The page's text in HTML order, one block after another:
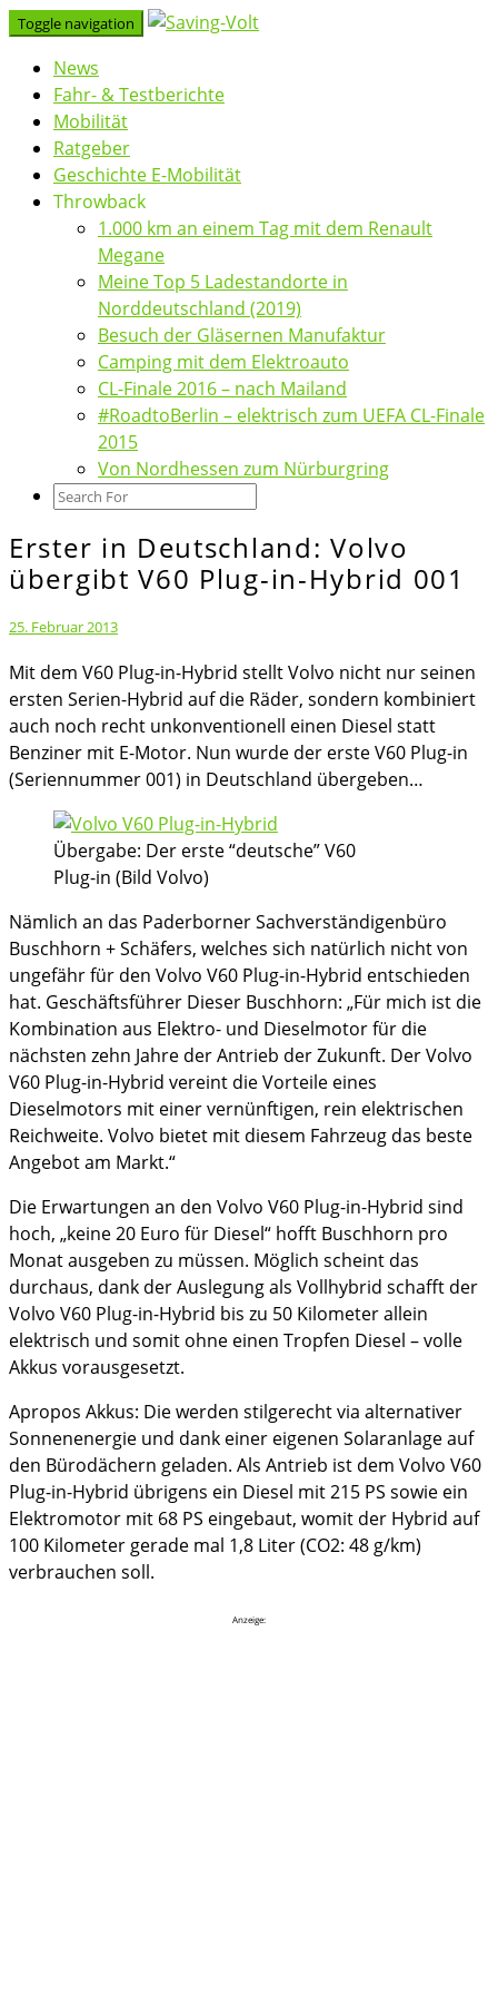
Skip
content
Toggle navigation
News
Fahr- & Testberichte
Mobilität
Ratgeber
Geschichte E-Mobilität
Throwback
1.000 km an einem Tag mit dem Renault
Megane
Meine Top 5 Ladestandorte in
Norddeutschland (2019)
Besuch der Gläsernen Manufaktur
Camping mit dem Elektroauto
CL-Finale 2016 – nach Mailand
#RoadtoBerlin – elektrisch zum UEFA CL-Finale
2015
Von Nordhessen zum Nürburgring
Search
Erster
in
Deutschland:
Volvo
V60
Plug-
in-
Hybrid
001
Erster in Deutschland: Volvo
übergibt V60 Plug-in-Hybrid 001
25. Februar 2013
Mit dem V60 Plug-in-Hybrid stellt Volvo nicht nur seinen
ersten Serien-Hybrid auf die Räder, sondern kombiniert
auch noch recht unkonventionell einen Diesel statt
Benziner mit E-Motor. Nun wurde der erste V60 Plug-in
(Seriennummer 001) in Deutschland übergeben…
Übergabe: Der erste “deutsche” V60
Plug-in (Bild Volvo)
Nämlich an das Paderborner Sachverständigenbüro
Buschhorn + Schäfers, welches sich natürlich nicht von
ungefähr für den Volvo V60 Plug-in-Hybrid entschieden
hat. Geschäftsführer Dieser Buschhorn: „Für mich ist die
Kombination aus Elektro- und Dieselmotor für die
nächsten zehn Jahre der Antrieb der Zukunft. Der Volvo
V60 Plug-in-Hybrid vereint die Vorteile eines
Dieselmotors mit einer vernünftigen, rein elektrischen
Reichweite. Volvo bietet mit diesem Fahrzeug das beste
Angebot am Markt.“
Die Erwartungen an den Volvo V60 Plug-in-Hybrid sind
hoch, „keine 20 Euro für Diesel“ hofft Buschhorn pro
Monat ausgeben zu müssen. Möglich scheint das
durchaus, dank der Auslegung als Vollhybrid schafft der
Volvo V60 Plug-in-Hybrid bis zu 50 Kilometer allein
elektrisch und somit ohne einen Tropfen Diesel – volle
Akkus vorausgesetzt.
Apropos Akkus: Die werden stilgerecht via alternativer
Sonnenenergie und dank einer eigenen Solaranlage auf
den Bürodächern geladen. Als Antrieb ist dem Volvo V60
Plug-in-Hybrid übrigens ein Diesel mit 215 PS sowie ein
Elektromotor mit 68 PS eingebaut, womit der Hybrid auf
100 Kilometer gerade mal 1,8 Liter (CO2: 48 g/km)
verbrauchen soll.
Anzeige: